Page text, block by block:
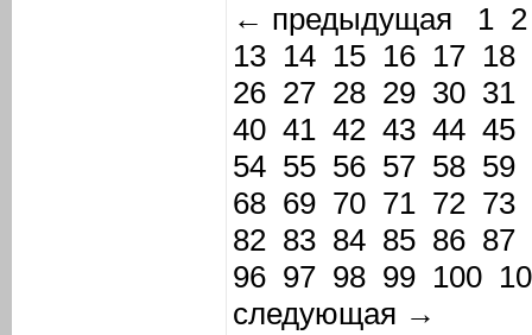
← предыдущая
1 2
13 14 15 16 17 18
26 27 28 29 30 31
40 41 42 43 44 45
54 55 56 57 58 59
68 69 70 71 72 73
82 83 84 85 86 87
96 97 98 99 100
следующая →